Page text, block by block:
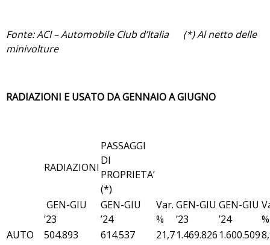
Fonte: ACI – Automobile Club d’Italia (*) Al netto delle
minivolture
RADIAZIONI E USATO DA GENNAIO A GIUGNO
RADIAZIONI
PASSAGGI
DI
PROPRIETA’
(*)
GEN-GIU
’23
GEN-GIU
’24
Var.
%
GEN-GIU
’23
GEN-GIU
’24
%
AUTO
504.893 614.537 21,71.469.826 1.600.509